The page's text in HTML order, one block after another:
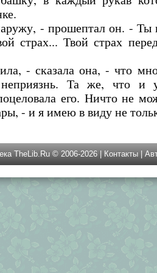
- прошептал он. - Ты
страх... Твой страх
- сказала она, - что
неприязнь. Та же, что
его. Ничто не
- и я имею в виду не
TheLib.Ru © 2006-2026 | Контакты |